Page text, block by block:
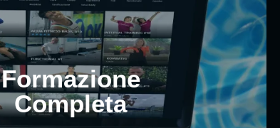
Formazione
Completa